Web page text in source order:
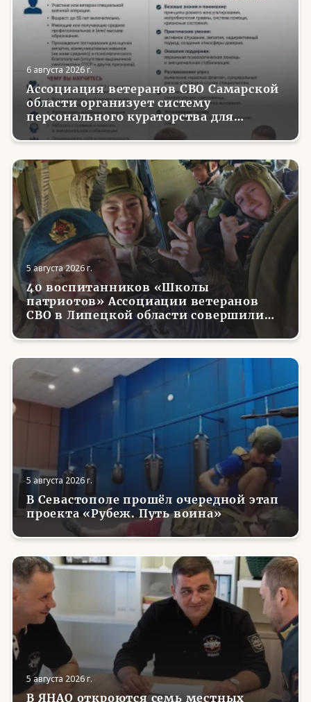
6 августа 2026 г.
Ассоциация ветеранов СВО Самарской
области организует систему
персонального кураторства для
трудоустройства и социализации
вернувшихся с фронта бойцов
5 августа 2026 г.
40 воспитанников «Школы
патриотов» Ассоциации ветеранов
СВО в Липецкой области совершили
первые парашютные прыжки
5 августа 2026 г.
В Севастополе прошёл очередной этап
проекта «Рубеж. Путь воина»
5 августа 2026 г.
В ЯНАО откроются семь местных